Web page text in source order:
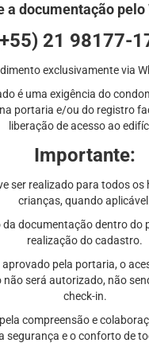
a documentação pelo
21 98177-
exclusivamente via
é uma exigência do
portaria e/ou do registro
liberação de acesso ao
Importante:
ser realizado para todos os
crianças, quando
da documentação dentro do
realização do cadastro.
pela portaria, o
será autorizado, não
check-in.
compreensão e
segurança e o conforto de